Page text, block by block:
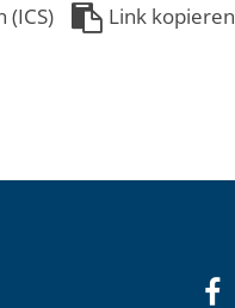
Link kopieren